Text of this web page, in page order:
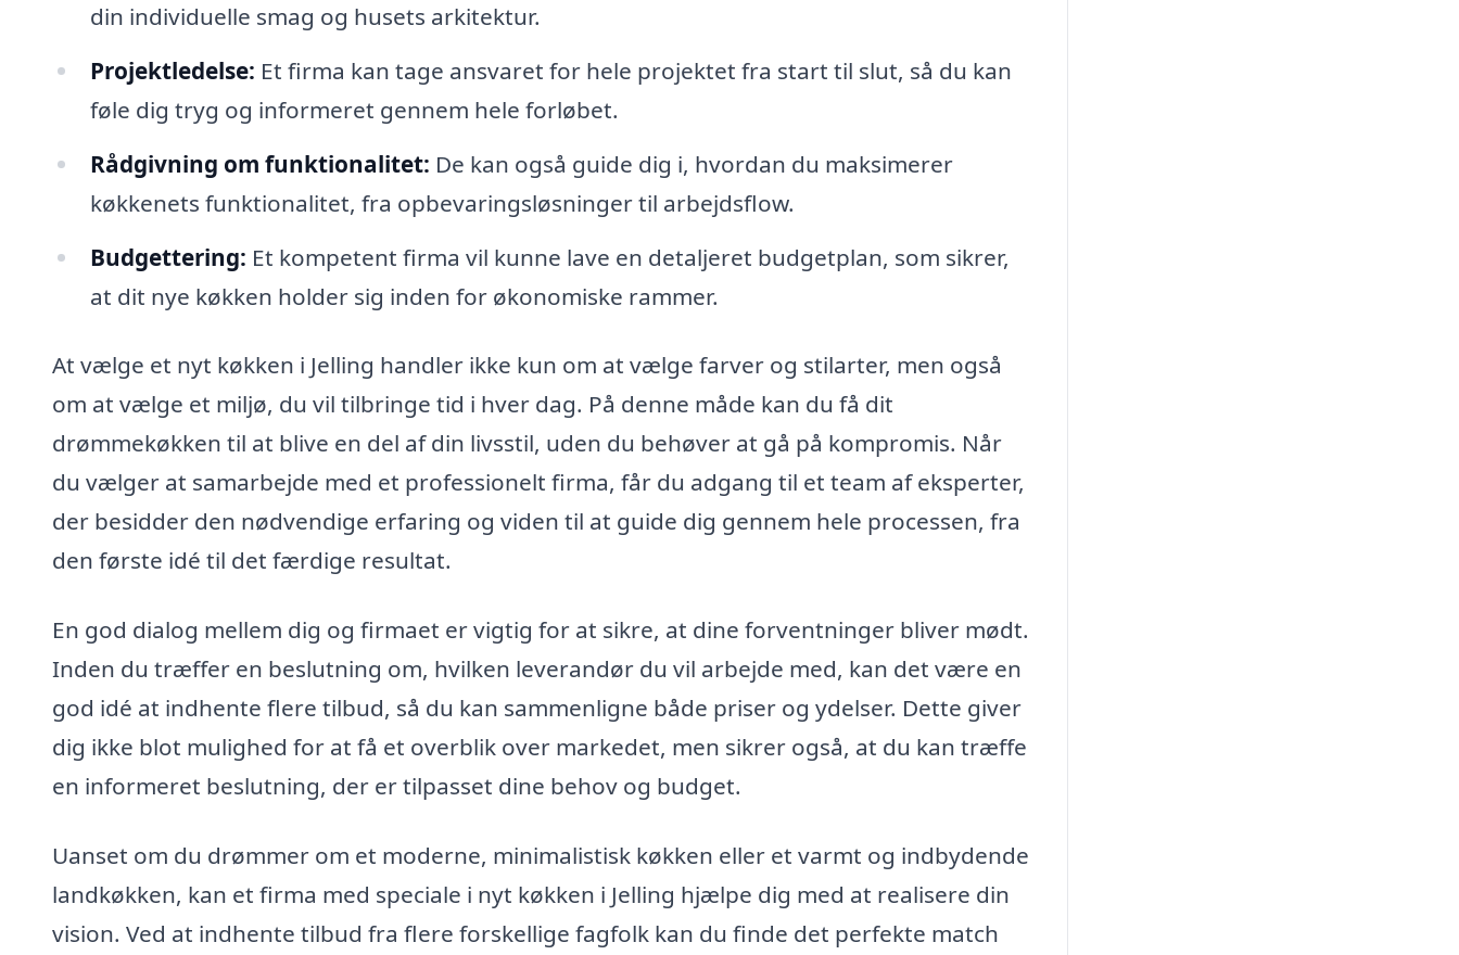
din individuelle smag og husets arkitektur.
Projektledelse: Et firma kan tage ansvaret for hele projektet fra start til slut, så du kan
føle dig tryg og informeret gennem hele forløbet.
Rådgivning om funktionalitet: De kan også guide dig i, hvordan du maksimerer
køkkenets funktionalitet, fra opbevaringsløsninger til arbejdsflow.
Budgettering: Et kompetent firma vil kunne lave en detaljeret budgetplan, som sikrer,
at dit nye køkken holder sig inden for økonomiske rammer.
At vælge et nyt køkken i Jelling handler ikke kun om at vælge farver og stilarter, men også
om at vælge et miljø, du vil tilbringe tid i hver dag. På denne måde kan du få dit
drømmekøkken til at blive en del af din livsstil, uden du behøver at gå på kompromis. Når
du vælger at samarbejde med et professionelt firma, får du adgang til et team af eksperter,
der besidder den nødvendige erfaring og viden til at guide dig gennem hele processen, fra
den første idé til det færdige resultat.
En god dialog mellem dig og firmaet er vigtig for at sikre, at dine forventninger bliver mødt.
Inden du træffer en beslutning om, hvilken leverandør du vil arbejde med, kan det være en
god idé at indhente flere tilbud, så du kan sammenligne både priser og ydelser. Dette giver
dig ikke blot mulighed for at få et overblik over markedet, men sikrer også, at du kan træffe
en informeret beslutning, der er tilpasset dine behov og budget.
Uanset om du drømmer om et moderne, minimalistisk køkken eller et varmt og indbydende
landkøkken, kan et firma med speciale i nyt køkken i Jelling hjælpe dig med at realisere din
vision. Ved at indhente tilbud fra flere forskellige fagfolk kan du finde det perfekte match